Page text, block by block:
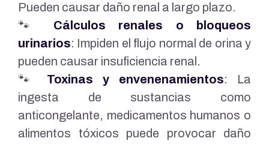
Pueden causar daño renal a largo plazo.
🐾 Cálculos renales o bloqueos
urinarios: Impiden el flujo normal de orina y
pueden causar insuficiencia renal.
🐾 Toxinas y envenenamientos: La
ingesta de sustancias como
anticongelante, medicamentos humanos o
alimentos tóxicos puede provocar daño